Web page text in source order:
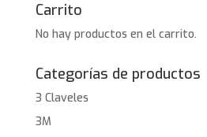
Carrito
No hay productos en el carrito.
Categorías de productos
3 Claveles
3M